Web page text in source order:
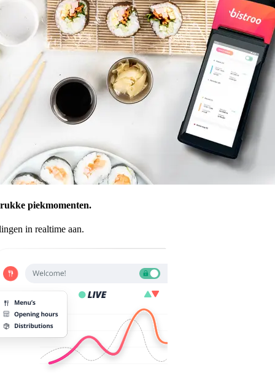
piekmomenten.
in realtime aan.